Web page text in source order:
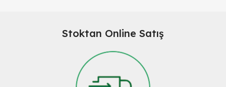
Stoktan Online Satış